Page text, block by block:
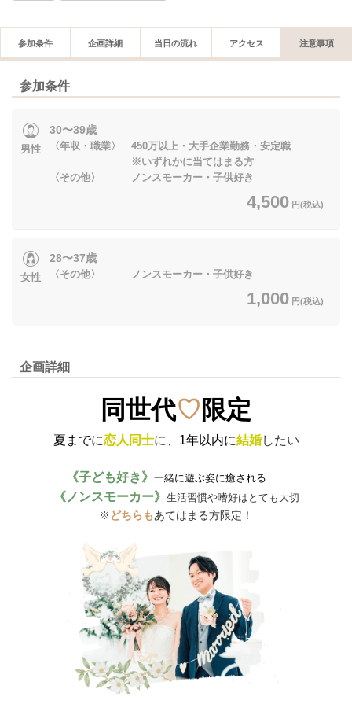
参加条件 企画詳細 当日の流れ アクセス 注意事項
参加条件
男性
30〜39歳
〈年収・職業〉 450万以上・大手企業勤務・安定職
※いずれかに当てはまる方
〈その他〉 ノンスモーカー・子供好き
4,500 円(税込)
女性
28〜37歳
〈その他〉 ノンスモーカー・子供好き
1,000 円(税込)
企画詳細
同世代♡限定
夏までに恋人同士に、 1年以内に結婚したい
《子ども好き》 一緒に遊ぶ姿に癒される
《ノンスモーカー》 生活習慣や嗜好はとても大切
※ どちらもあてはまる方限定！